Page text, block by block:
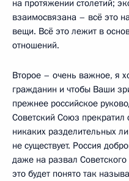
на протяжении столетий;
взаимосвязана – всё это
вещи. Всё это лежит в
отношений.
Второе – очень важное, я
гражданин и чтобы Ваши
прежнее российское
Советский Союз
никаких разделительных
не существует. Россия
даже на развал
это будет понято так